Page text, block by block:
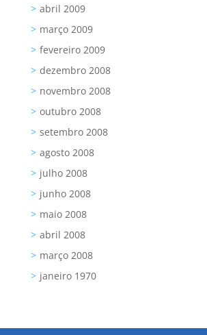
abril 2009
março 2009
fevereiro 2009
dezembro 2008
novembro 2008
outubro 2008
setembro 2008
agosto 2008
julho 2008
junho 2008
maio 2008
abril 2008
março 2008
janeiro 1970